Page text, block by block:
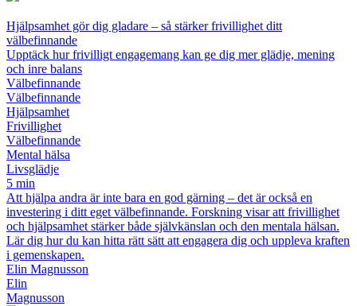
Hjälpsamhet gör dig gladare – så stärker frivillighet ditt
välbefinnande
Upptäck hur frivilligt engagemang kan ge dig mer glädje, mening
och inre balans
Välbefinnande
Välbefinnande
Hjälpsamhet
Frivillighet
Välbefinnande
Mental hälsa
Livsglädje
5 min
Att hjälpa andra är inte bara en god gärning – det är också en
investering i ditt eget välbefinnande. Forskning visar att frivillighet
och hjälpsamhet stärker både självkänslan och den mentala hälsan.
Lär dig hur du kan hitta rätt sätt att engagera dig och uppleva kraften
i gemenskapen.
Elin Magnusson
Elin
Magnusson